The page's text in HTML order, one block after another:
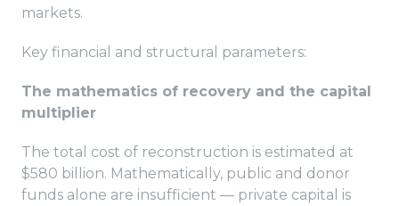
markets.
Key financial and structural parameters:
The mathematics of recovery and the capital
multiplier
The total cost of reconstruction is estimated at
$580 billion. Mathematically, public and donor
funds alone are insufficient — private capital is